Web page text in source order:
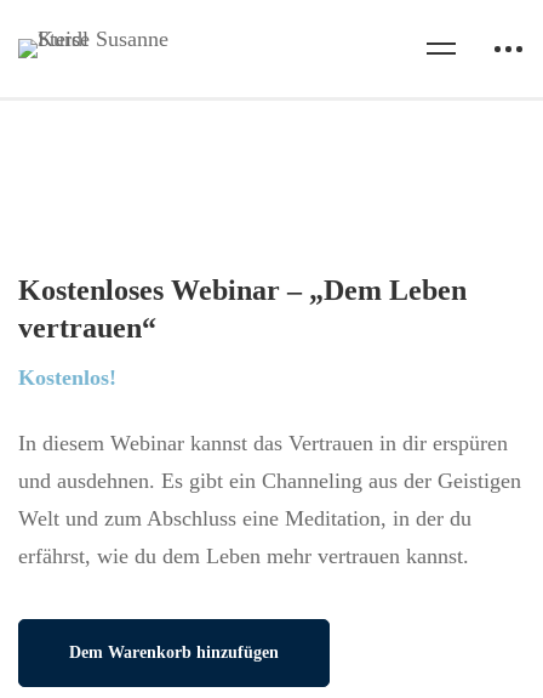
Kostenloses Webinar – „Dem Leben
vertrauen“
Kostenlos!
In diesem Webinar kannst das Vertrauen in dir erspüren
und ausdehnen. Es gibt ein Channeling aus der Geistigen
Welt und zum Abschluss eine Meditation, in der du
erfährst, wie du dem Leben mehr vertrauen kannst.
Dem Warenkorb hinzufügen